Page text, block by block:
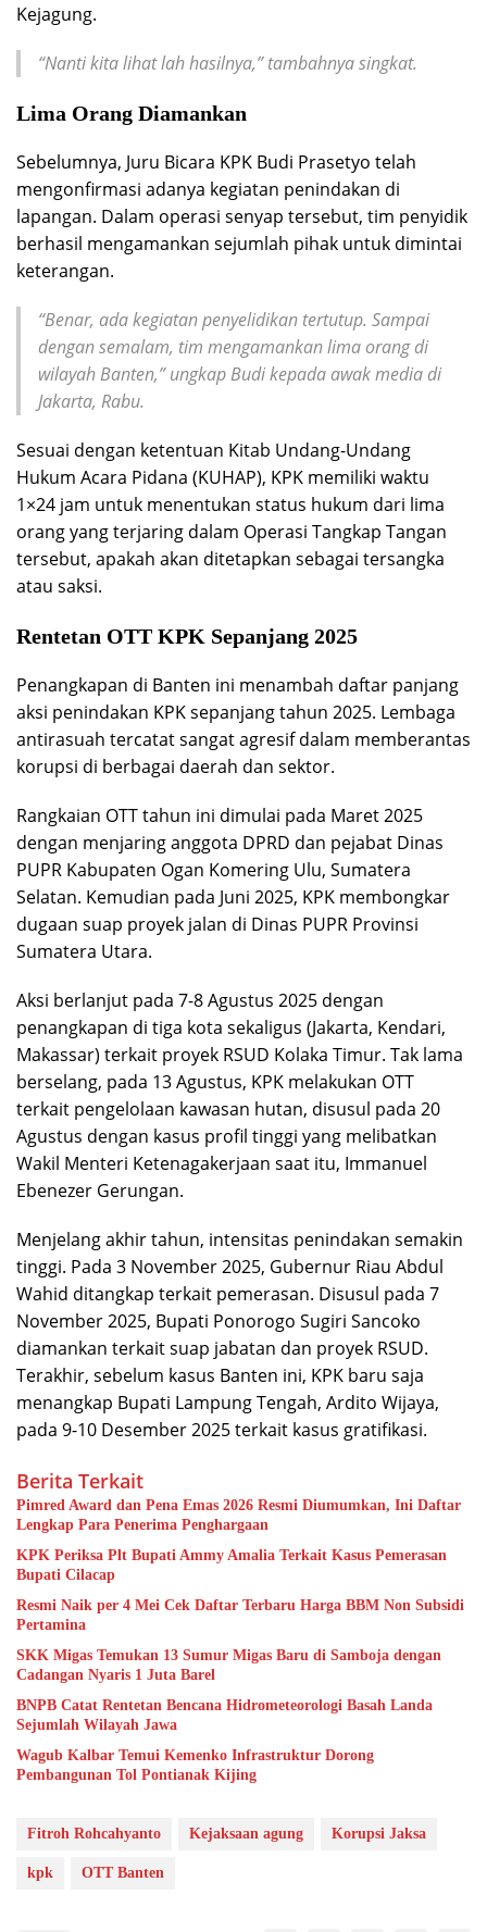
Kejagung.
“Nanti kita lihat lah hasilnya,” tambahnya singkat.
Lima Orang Diamankan
Sebelumnya, Juru Bicara KPK Budi Prasetyo telah
mengonfirmasi adanya kegiatan penindakan di
lapangan. Dalam operasi senyap tersebut, tim penyidik
berhasil mengamankan sejumlah pihak untuk dimintai
keterangan.
“Benar, ada kegiatan penyelidikan tertutup. Sampai
dengan semalam, tim mengamankan lima orang di
wilayah Banten,” ungkap Budi kepada awak media di
Jakarta, Rabu.
Sesuai dengan ketentuan Kitab Undang-Undang
Hukum Acara Pidana (KUHAP), KPK memiliki waktu
1×24 jam untuk menentukan status hukum dari lima
orang yang terjaring dalam Operasi Tangkap Tangan
tersebut, apakah akan ditetapkan sebagai tersangka
atau saksi.
Rentetan OTT KPK Sepanjang 2025
Penangkapan di Banten ini menambah daftar panjang
aksi penindakan KPK sepanjang tahun 2025. Lembaga
antirasuah tercatat sangat agresif dalam memberantas
korupsi di berbagai daerah dan sektor.
Rangkaian OTT tahun ini dimulai pada Maret 2025
dengan menjaring anggota DPRD dan pejabat Dinas
PUPR Kabupaten Ogan Komering Ulu, Sumatera
Selatan. Kemudian pada Juni 2025, KPK membongkar
dugaan suap proyek jalan di Dinas PUPR Provinsi
Sumatera Utara.
Aksi berlanjut pada 7-8 Agustus 2025 dengan
penangkapan di tiga kota sekaligus (Jakarta, Kendari,
Makassar) terkait proyek RSUD Kolaka Timur. Tak lama
berselang, pada 13 Agustus, KPK melakukan OTT
terkait pengelolaan kawasan hutan, disusul pada 20
Agustus dengan kasus profil tinggi yang melibatkan
Wakil Menteri Ketenagakerjaan saat itu, Immanuel
Ebenezer Gerungan.
Menjelang akhir tahun, intensitas penindakan semakin
tinggi. Pada 3 November 2025, Gubernur Riau Abdul
Wahid ditangkap terkait pemerasan. Disusul pada 7
November 2025, Bupati Ponorogo Sugiri Sancoko
diamankan terkait suap jabatan dan proyek RSUD.
Terakhir, sebelum kasus Banten ini, KPK baru saja
menangkap Bupati Lampung Tengah, Ardito Wijaya,
pada 9-10 Desember 2025 terkait kasus gratifikasi.
Berita Terkait
Pimred Award dan Pena Emas 2026 Resmi Diumumkan, Ini Daftar
Lengkap Para Penerima Penghargaan
KPK Periksa Plt Bupati Ammy Amalia Terkait Kasus Pemerasan
Bupati Cilacap
Resmi Naik per 4 Mei Cek Daftar Terbaru Harga BBM Non Subsidi
Pertamina
SKK Migas Temukan 13 Sumur Migas Baru di Samboja dengan
Cadangan Nyaris 1 Juta Barel
BNPB Catat Rentetan Bencana Hidrometeorologi Basah Landa
Sejumlah Wilayah Jawa
Wagub Kalbar Temui Kemenko Infrastruktur Dorong
Pembangunan Tol Pontianak Kijing
Fitroh Rohcahyanto Kejaksaan agung Korupsi Jaksa
kpk OTT Banten